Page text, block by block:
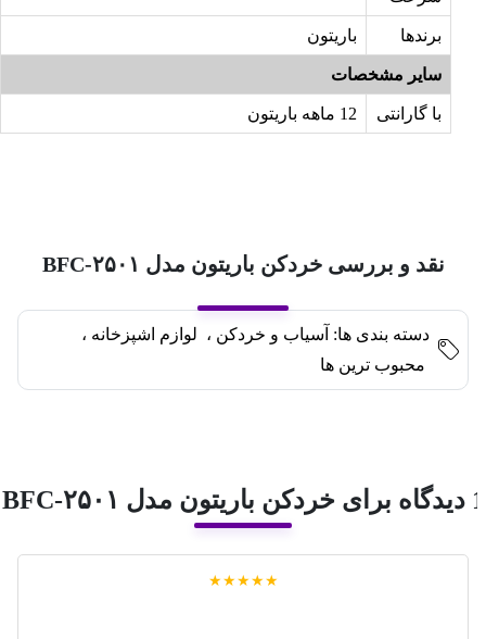
برندها باریتون
سایر مشخصات
با گارانتی 12 ماهه باریتون
نقد و بررسی خردکن باریتون مدل BFC-۲۵۰۱
دسته بندی ها: آسیاب و خردکن ، لوازم اشپزخانه ،
محبوب ترین ها
خردکن باریتون مدل BFC-۲۵۰۱
★★★★★